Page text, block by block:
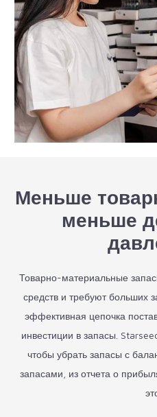
Меньше
меньше
Товарно-материальные
средств и требуют больших
эффективная цепочка
инвестиции в запасы.
чтобы убрать запасы с
запасами, из отчета о